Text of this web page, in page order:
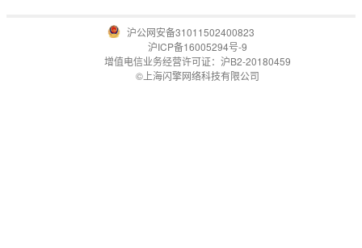
沪公网安备31011502400823
沪ICP备16005294号-9
增值电信业务经营许可证：沪B2-20180459
©上海闪擎网络科技有限公司